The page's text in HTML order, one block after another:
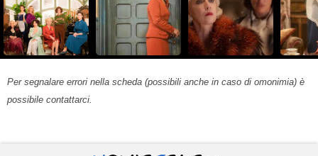
Per segnalare errori nella scheda (possibili anche in caso di omonimia) è
possibile contattarci.